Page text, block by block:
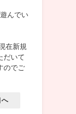
んでい
在新規
だいて
のでご
へ